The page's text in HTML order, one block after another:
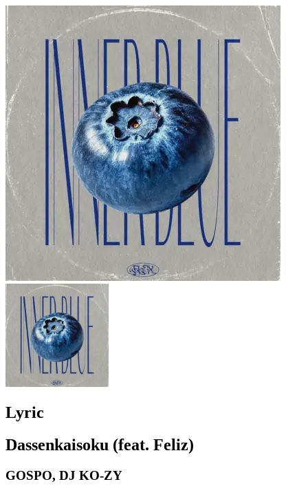
Lyric
Dassenkaisoku (feat. Feliz)
GOSPO, DJ KO-ZY